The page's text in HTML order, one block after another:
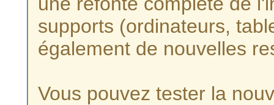
supports (ordinateurs,
également de nouvelles
Vous pouvez tester la